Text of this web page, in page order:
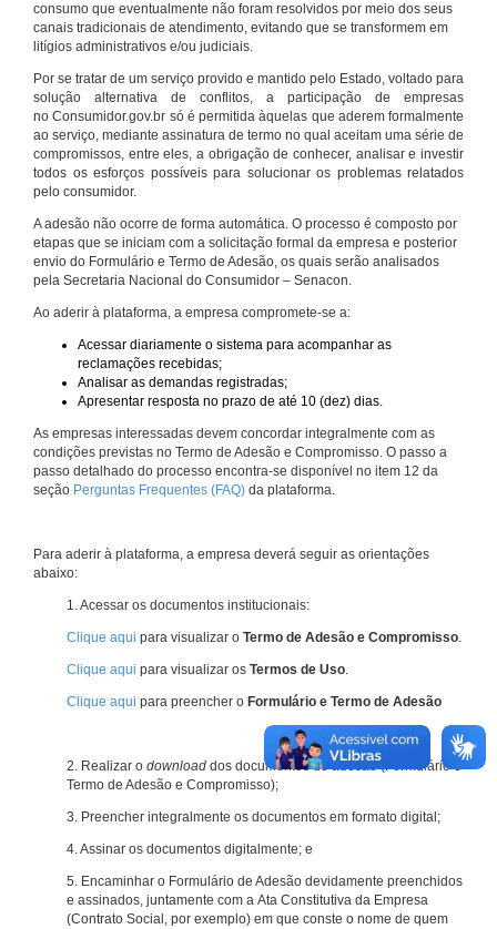
consumo que eventualmente não foram resolvidos por meio dos seus
canais tradicionais de atendimento, evitando que se transformem em
litígios administrativos e/ou judiciais.
Por se tratar de um serviço provido e mantido pelo Estado, voltado para
solução alternativa de conflitos, a participação de empresas
no Consumidor.gov.br só é permitida àquelas que aderem formalmente
ao serviço, mediante assinatura de termo no qual aceitam uma série de
compromissos, entre eles, a obrigação de conhecer, analisar e investir
todos os esforços possíveis para solucionar os problemas relatados
pelo consumidor.
A adesão não ocorre de forma automática. O processo é composto por
etapas que se iniciam com a solicitação formal da empresa e posterior
envio do Formulário e Termo de Adesão, os quais serão analisados
pela Secretaria Nacional do Consumidor – Senacon.
Ao aderir à plataforma, a empresa compromete-se a:
Acessar diariamente o sistema para acompanhar as
reclamações recebidas;
Analisar as demandas registradas;
Apresentar resposta no prazo de até 10 (dez) dias.
As empresas interessadas devem concordar integralmente com as
condições previstas no Termo de Adesão e Compromisso. O passo a
passo detalhado do processo encontra-se disponível no item 12 da
seção Perguntas Frequentes (FAQ) da plataforma.
Para aderir à plataforma, a empresa deverá seguir as orientações
abaixo:
1. Acessar os documentos institucionais:
Clique aqui para visualizar o Termo de Adesão e Compromisso.
Clique aqui para visualizar os Termos de Uso.
Clique aqui para preencher o Formulário e Termo de Adesão
2. Realizar o download dos documentos de adesão (Formulário e
Termo de Adesão e Compromisso);
3. Preencher integralmente os documentos em formato digital;
4. Assinar os documentos digitalmente; e
5. Encaminhar o Formulário de Adesão devidamente preenchidos
e assinados, juntamente com a Ata Constitutiva da Empresa
(Contrato Social, por exemplo) em que conste o nome de quem